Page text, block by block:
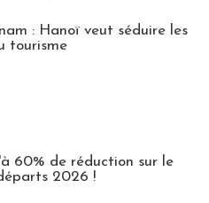
: Hanoï veut séduire les
tourisme
60% de réduction sur le
2026 !